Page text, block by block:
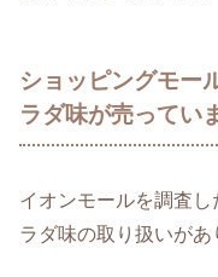
ショッピングモー
ラダ味が売ってい
イオンモールを調査
ラダ味の取り扱いがあ